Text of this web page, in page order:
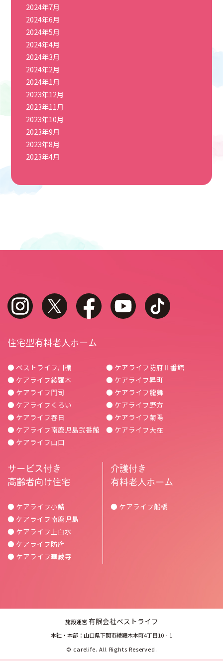
2024年7月
2024年6月
2024年5月
2024年4月
2024年3月
2024年2月
2024年1月
2023年12月
2023年11月
2023年10月
2023年9月
2023年8月
2023年4月
instagram twitter facebook youtube
住宅型有料老人ホーム
● ベストライフ川棚
● ケアライフ綾羅木
● ケアライフ門司
● ケアライフくろい
● ケアライフ春日
● ケアライフ南鹿児島弐番館
● ケアライフ山口
● ケアライフ防府Ⅱ番館
● ケアライフ昇町
● ケアライフ龍舞
● ケアライフ野方
● ケアライフ菊陽
● ケアライフ大在
サービス付き
高齢者向け住宅
● ケアライフ小鯖
● ケアライフ南鹿児島
● ケアライフ上白水
● ケアライフ防府
● ケアライフ華蔵寺
介護付き
有料老人ホーム
● ケアライフ船橋
施設運営有限会社ベストライフ
本社・本部：山口県下関市綾羅木本町4丁目10‐1
© carelife. All Rights Reserved.